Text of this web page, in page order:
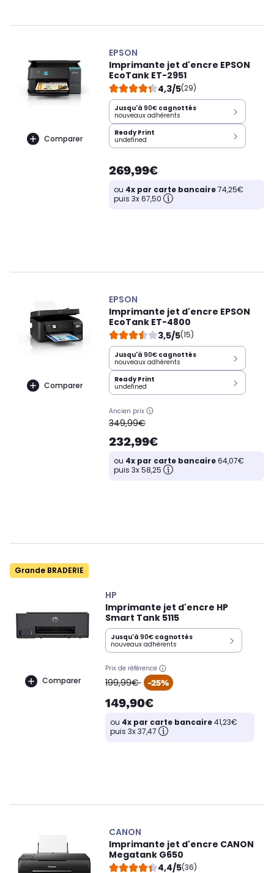
Comparer
EPSON
Imprimante jet d'encre EPSON
EcoTank ET-2951
4,3/5(29)
Jusqu'à 90€ cagnottés
nouveaux adhérents
Ready Print
undefined
269,99€
ou 4x par carte bancaire74,25€
puis 3x 67,50
Comparer
EPSON
Imprimante jet d'encre EPSON
EcoTank ET-4800
3,5/5(15)
Jusqu'à 90€ cagnottés
nouveaux adhérents
Ready Print
undefined
Ancien prix
oldPrice
349,99€
232,99€
ou 4x par carte bancaire64,07€
puis 3x 58,25
Grande BRADERIE
Comparer
HP
Imprimante jet d'encre HP
Smart Tank 5115
Jusqu'à 90€ cagnottés
nouveaux adhérents
Prix de référence
oldPrice
199,99€ -25%
149,90€
ou 4x par carte bancaire41,23€
puis 3x 37,47
CANON
Imprimante jet d'encre CANON
Megatank G650
4,4/5(36)